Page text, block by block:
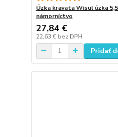
Úzka kravata Wisul úzka
námorníctvo
27,84 €
22,63 € bez DPH
Pridať